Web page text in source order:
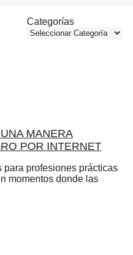
Categorías
MANERA
POR INTERNET
para profesiones prácticas
momentos donde las